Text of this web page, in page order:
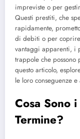
impreviste o per
Questi prestiti, che
rapidamente,
di debiti o per coprire
vantaggi apparenti, i
trappole che
questo articolo,
le loro conseguenze
Cosa Sono
Termine?